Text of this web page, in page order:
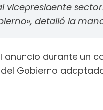
vicepresidente
detalló la
anuncio durante un
Gobierno